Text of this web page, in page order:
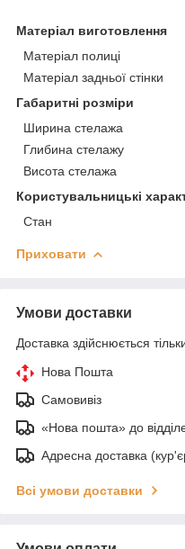
Матеріал виготовлення
Матеріал полиці
Матеріал задньої стінки
Габаритні розміри
Ширина стелажа
Глибина стелажу
Висота стелажа
Користувальницькі
Стан
Приховати
Умови доставки
Доставка здійснюється
Нова Пошта
Самовивіз
«Нова пошта» до
Адресна доставка
Всі умови доставки